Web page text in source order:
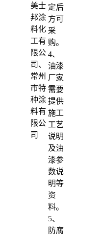
美士
邦涂
料化
工有
限公
司、
常州
市特
种涂
料有
限公
司
定后
方可
采
购。
4、
油漆
厂家
需要
提供
施工
工艺
说明
及油
漆参
数说
明等
资
料。
5、
防腐